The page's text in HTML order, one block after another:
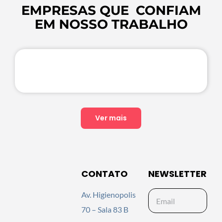
EMPRESAS QUE CONFIAM
EM NOSSO TRABALHO
Ver mais
CONTATO
Av. Higienopolis
70 – Sala 83 B
NEWSLETTER